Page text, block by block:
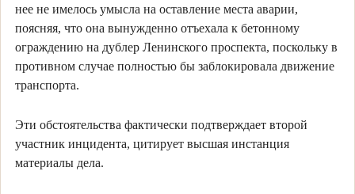
нее не имелось умысла на оставление места аварии,
поясняя, что она вынужденно отъехала к бетонному
ограждению на дублер Ленинского проспекта, поскольку в
противном случае полностью бы заблокировала движение
транспорта.
Эти обстоятельства фактически подтверждает второй
участник инцидента, цитирует высшая инстанция
материалы дела.